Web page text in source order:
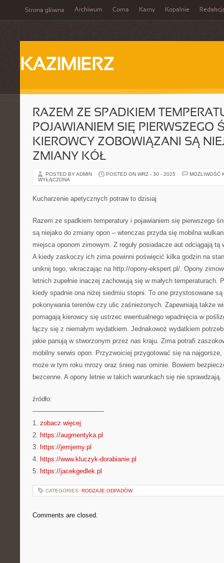
Strona główna Archiwum Coma Karny Kopalnie
KAZIMIERZ
RAZEM ZE SPADKIEM
POJAWIANIEM SIĘ PIERWSZEGO
KIEROWCY ZOBOWIĄZANI SĄ
ZMIANY KÓŁ
POSTED BY ADMIN POSTED ON WRZ - 30 - 2025
MOŻLIWOŚĆ
WYŁĄCZONA
Kucharzenie apetycznych potraw to dzisiaj
Razem ze spadkiem temperatury i pojawianiem się pierwszego
są niejako do zmiany opon – wtenczas przyda się mobilna
miejsca oponom zimowym. Z reguły posiadacze aut odciągają tą
A kiedy zaskoczy ich zima powinni poświęcić kilka godzin na
uniknij tego, wkraczając na http://opony-ekspert.pl/. Opony
letnich zupełnie inaczej zachowują się w małych temperaturach.
kiedy spadnie ona niżej siedmiu stopni. To one przystosowane
pokonywania terenów czy ulic zaśnieżonych. Zapewniają także
pomagają kierowcy się ustrzec ewentualnego wpadnięcia w
łączy się z niemałym wydatkiem. Jednakowoż wydatkiem
jakie panują w stworzonym przez nas kraju. Zima potrafi
mobilny serwis opon. Przyzwoiciej przygotować się na
może w tym roku mrozy oraz śnieg nas ominie. Bowiem
bezcenne. A opony letnie w takich warunkach się nie sprawdzają.
źródło:
———————————
1. zobacz więcej
2. https://augmentyka.pl
3. https://jemjemy.pl
4. https://www.kluczyk-dorabianie.pl
5. https://jacekgedlek.pl
CATEGORIES: RODZAJE ODPADÓW
Comments are closed.